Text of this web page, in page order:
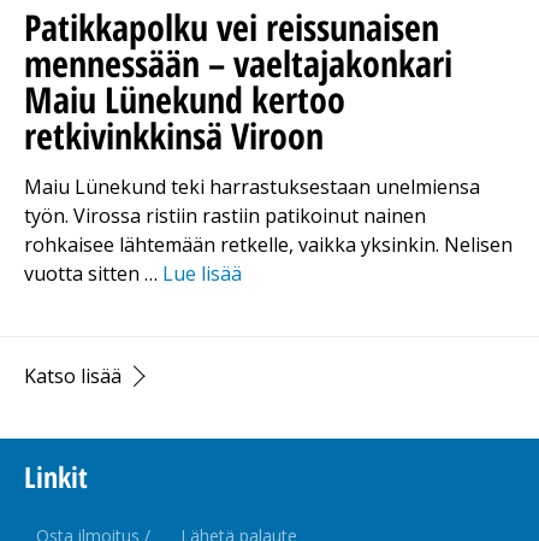
Patikkapolku vei reissunaisen
mennessään – vaeltajakonkari
Maiu Lünekund kertoo
retkivinkkinsä Viroon
Maiu Lünekund teki harrastuksestaan unelmiensa
työn. Virossa ristiin rastiin patikoinut nainen
rohkaisee lähtemään retkelle, vaikka yksinkin. Nelisen
vuotta sitten … Lue lisää
Katso lisää
Linkit
Osta ilmoitus / Lähetä palaute